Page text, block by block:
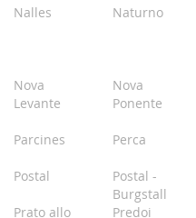
Nalles
Naturno
Nova
Levante
Nova
Ponente
Parcines
Perca
Postal
Postal -
Burgstall
Prato allo
Predoi